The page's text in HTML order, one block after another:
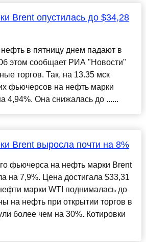
Brent опустилась до $34,28
в пятницу днем падают в
этом сообщает РИА "Новости"
торгов. Так, на 13.35 мск
фьючерсов на нефть марки
4,94%. Она снижалась до ......
Brent выросла почти на 8%
фьючерса на нефть марки Brent
на 7,9%. Цена достигала $33,31
марки WTI поднималась до
на нефть при открытии торгов в
более чем на 30%. Котировки